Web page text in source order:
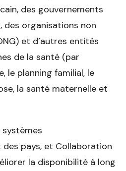
des gouvernements
des organisations non
et d’autres entités
de la santé (par
le planning familial, le
la santé maternelle et
des pays, et Collaboration
la disponibilité à long